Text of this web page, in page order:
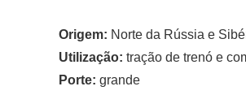
Origem: Norte da Rússia e
Utilização: tração de trenó e
Porte: grande